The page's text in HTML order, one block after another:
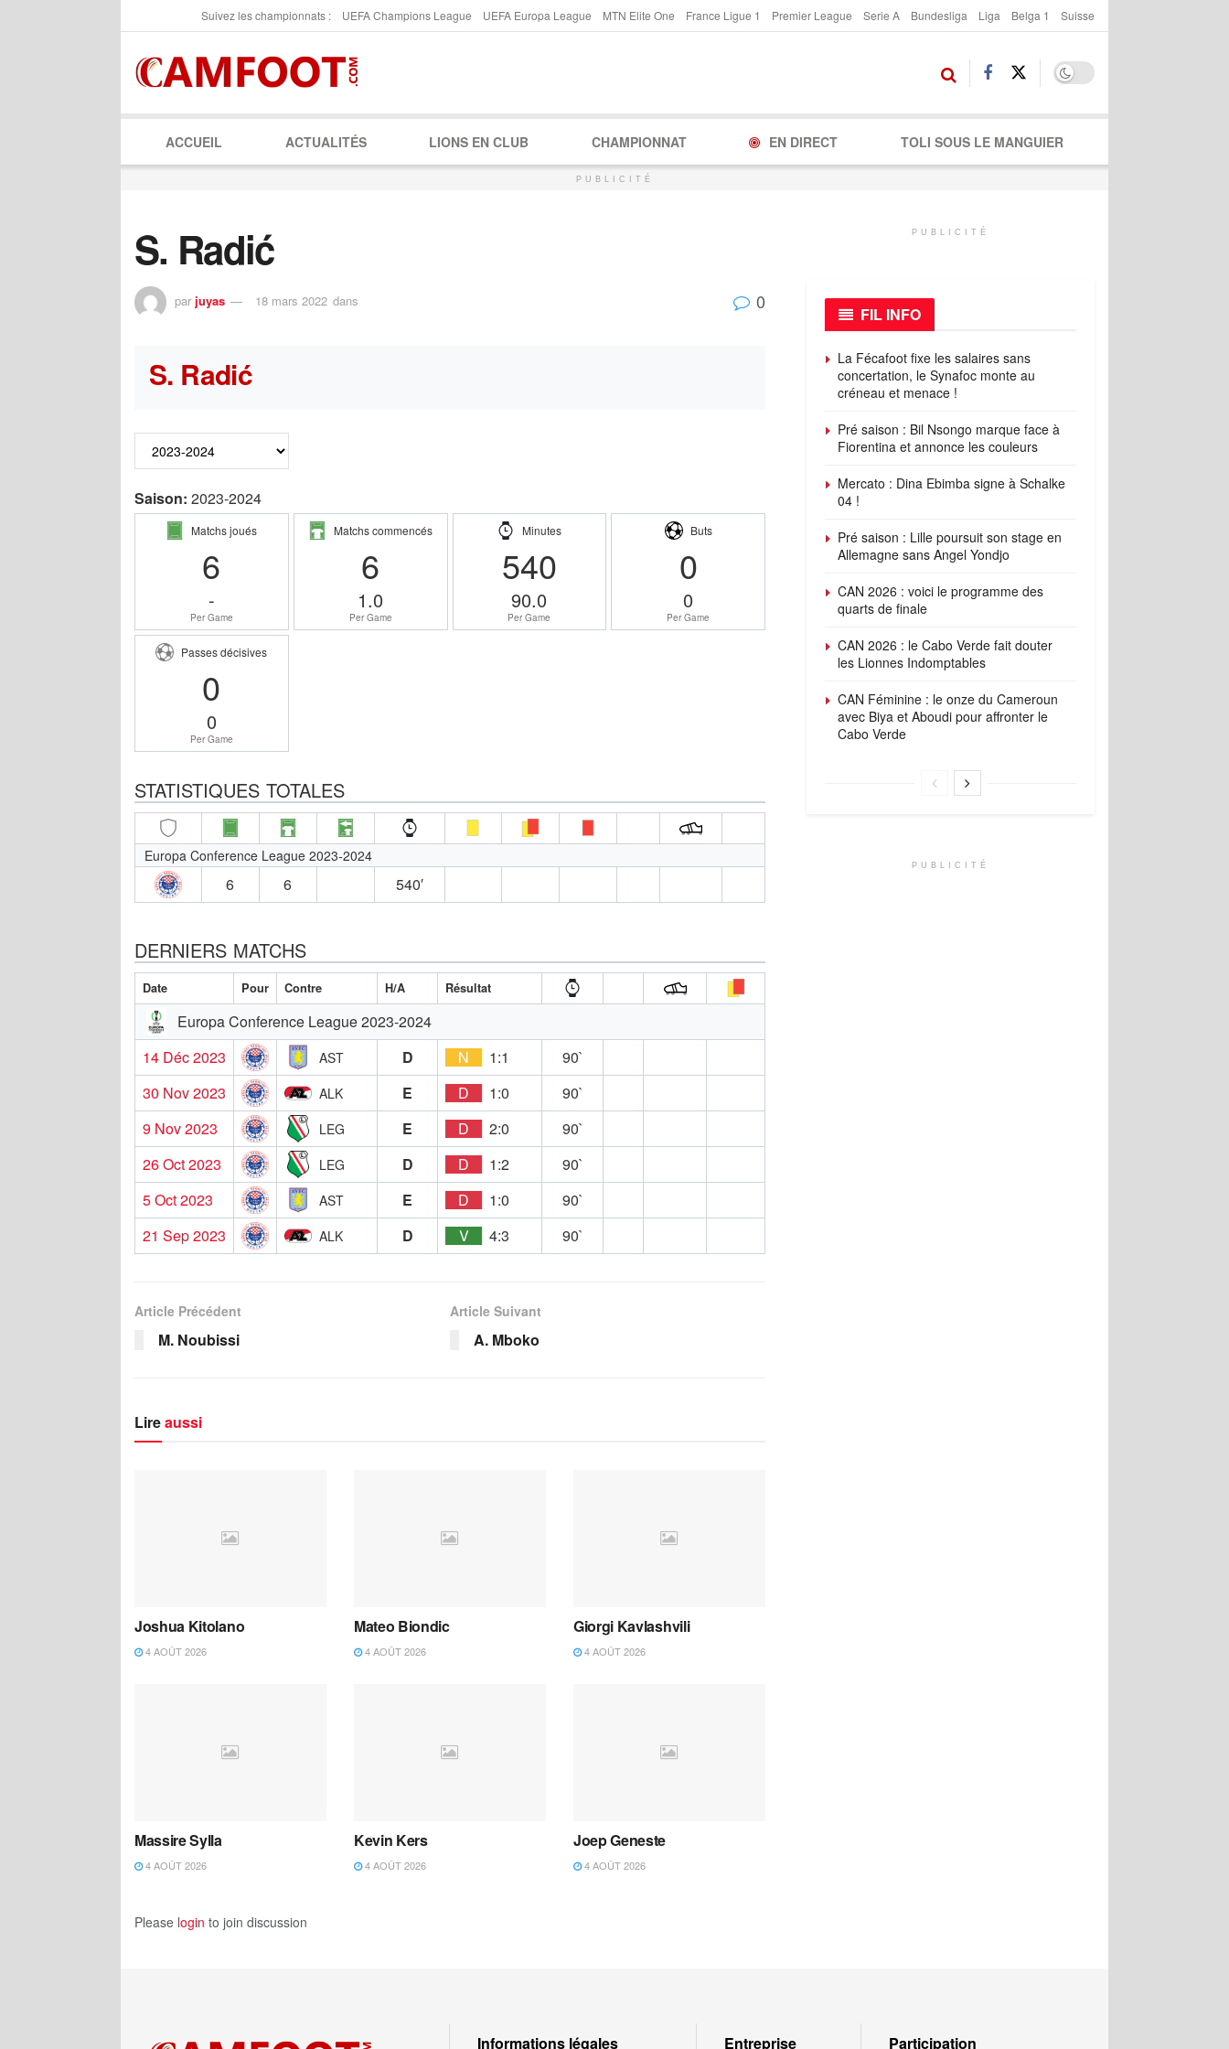
Suivez les championnats : UEFA Champions League UEFA Europa League MTN Elite One France Ligue 1 Premier League Serie A Bundesliga Liga Belga 1 Suisse
ACCUEIL ACTUALITÉS LIONS EN CLUB CHAMPIONNAT EN DIRECT TOLI SOUS LE MANGUIER
PUBLICITÉ
S. Radić
par juyas 18 mars 2022 dans 0
S. Radić
Saison: 2023-2024
Matchs joués
6
-
Per Game
Matchs commencés
6
1.0
Per Game
Minutes
540
90.0
Per Game
Buts
0
0
Per Game
Passes décisives
0
0
Per Game
STATISTIQUES TOTALES
Europa Conference League 2023-2024
6 6 540′
DERNIERS MATCHS
Date Pour Contre H/A Résultat
Europa Conference League 2023-2024
14 Déc 2023
AST D N 1:1
90`
30 Nov 2023
ALK E D 1:0
90`
9 Nov 2023
LEG E D 2:0
90`
26 Oct 2023
LEG D D 1:2
90`
5 Oct 2023
AST E D 1:0
90`
21 Sep 2023
ALK D V 4:3 90`
Article Précédent
M. Noubissi
Article Suivant
A. Mboko
Lireaussi
Joshua Kitolano
4 AOÛT 2026
Mateo Biondic
4 AOÛT 2026
Giorgi Kavlashvili
4 AOÛT 2026
Massire Sylla
4 AOÛT 2026
Kevin Kers
4 AOÛT 2026
Joep Geneste
4 AOÛT 2026
Please login to join discussion
PUBLICITÉ
FIL INFO
La Fécafoot fixe les salaires sans
concertation, le Synafoc monte au
créneau et menace !
Pré saison : Bil Nsongo marque face à
Fiorentina et annonce les couleurs
Mercato : Dina Ebimba signe à Schalke
04 !
Pré saison : Lille poursuit son stage en
Allemagne sans Angel Yondjo
CAN 2026 : voici le programme des
quarts de finale
CAN 2026 : le Cabo Verde fait douter
les Lionnes Indomptables
CAN Féminine : le onze du Cameroun
avec Biya et Aboudi pour affronter le
Cabo Verde
PUBLICITÉ
Informations légales Entreprise Participation